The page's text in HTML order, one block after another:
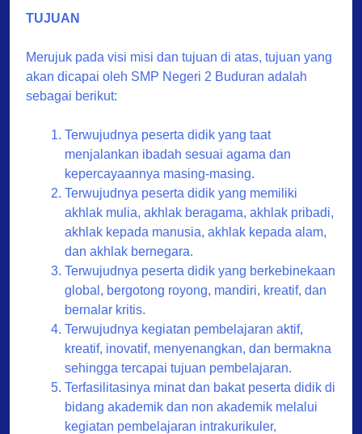
TUJUAN
Merujuk pada visi misi dan tujuan di atas, tujuan yang
akan dicapai oleh SMP Negeri 2 Buduran adalah
sebagai berikut:
Terwujudnya peserta didik yang taat
menjalankan ibadah sesuai agama dan
kepercayaannya masing-masing.
Terwujudnya peserta didik yang memiliki
akhlak mulia, akhlak beragama, akhlak pribadi,
akhlak kepada manusia, akhlak kepada alam,
dan akhlak bernegara.
Terwujudnya peserta didik yang berkebinekaan
global, bergotong royong, mandiri, kreatif, dan
bernalar kritis.
Terwujudnya kegiatan pembelajaran aktif,
kreatif, inovatif, menyenangkan, dan bermakna
sehingga tercapai tujuan pembelajaran.
Terfasilitasinya minat dan bakat peserta didik di
bidang akademik dan non akademik melalui
kegiatan pembelajaran intrakurikuler,